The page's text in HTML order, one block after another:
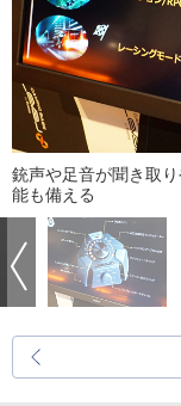
銃声や足音が聞き取
能も備える